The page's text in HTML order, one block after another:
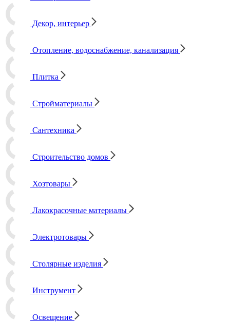
Декор, интерьер
Отопление, водоснабжение, канализация
Плитка
Стройматериалы
Сантехника
Строительство домов
Хозтовары
Лакокрасочные материалы
Электротовары
Столярные изделия
Инструмент
Освещение